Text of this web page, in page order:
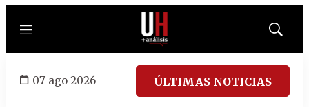
Menú
Mostrar
07 ago 2026 ÚLTIMAS NOTICIAS